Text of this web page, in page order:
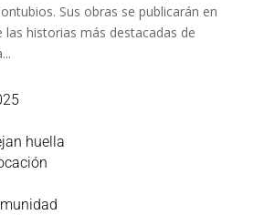
Sus obras se publicarán en
las historias más destacadas de
huella